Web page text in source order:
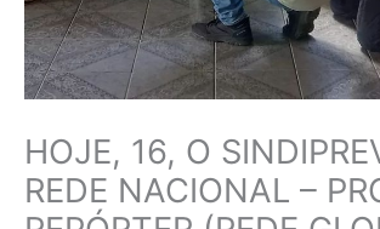
HOJE, 16, O
REDE NACIONAL –